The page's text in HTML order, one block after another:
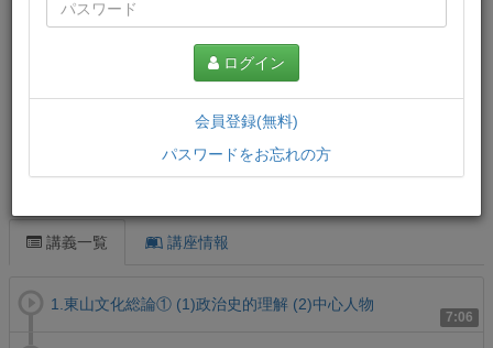
講義一覧 講座情報
7:06
1.東山文化総論① (1)政治史的理解 (2)中心人物
ログイン
会員登録(無料)
パスワードをお忘れの方